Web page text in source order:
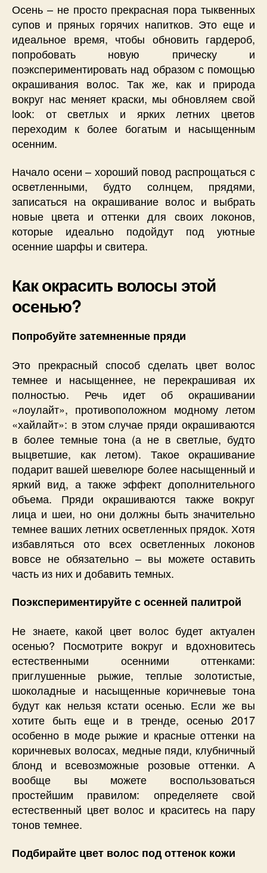
Осень – не просто прекрасная пора тыквенных
супов и пряных горячих напитков. Это еще и
идеальное время, чтобы обновить гардероб,
попробовать новую прическу и
поэкспериментировать над образом с помощью
окрашивания волос. Так же, как и природа
вокруг нас меняет краски, мы обновляем свой
look: от светлых и ярких летних цветов
переходим к более богатым и насыщенным
осенним.
Начало осени – хороший повод распрощаться с
осветленными, будто солнцем, прядями,
записаться на окрашивание волос и выбрать
новые цвета и оттенки для своих локонов,
которые идеально подойдут под уютные
осенние шарфы и свитера.
Как окрасить волосы этой
осенью?
Попробуйте затемненные пряди
Это прекрасный способ сделать цвет волос
темнее и насыщеннее, не перекрашивая их
полностью. Речь идет об окрашивании
«лоулайт», противоположном модному летом
«хайлайт»: в этом случае пряди окрашиваются
в более темные тона (а не в светлые, будто
выцветшие, как летом). Такое окрашивание
подарит вашей шевелюре более насыщенный и
яркий вид, а также эффект дополнительного
объема. Пряди окрашиваются также вокруг
лица и шеи, но они должны быть значительно
темнее ваших летних осветленных прядок. Хотя
избавляться ото всех осветленных локонов
вовсе не обязательно – вы можете оставить
часть из них и добавить темных.
Поэкспериментируйте с осенней палитрой
Не знаете, какой цвет волос будет актуален
осенью? Посмотрите вокруг и вдохновитесь
естественными осенними оттенками:
приглушенные рыжие, теплые золотистые,
шоколадные и насыщенные коричневые тона
будут как нельзя кстати осенью. Если же вы
хотите быть еще и в тренде, осенью 2017
особенно в моде рыжие и красные оттенки на
коричневых волосах, медные пяди, клубничный
блонд и всевозможные розовые оттенки. А
вообще вы можете воспользоваться
простейшим правилом: определяете свой
естественный цвет волос и краситесь на пару
тонов темнее.
Подбирайте цвет волос под оттенок кожи